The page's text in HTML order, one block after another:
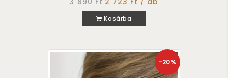
Kosárba
-20%